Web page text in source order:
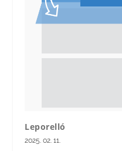
Leporelló
2025. 02. 11.